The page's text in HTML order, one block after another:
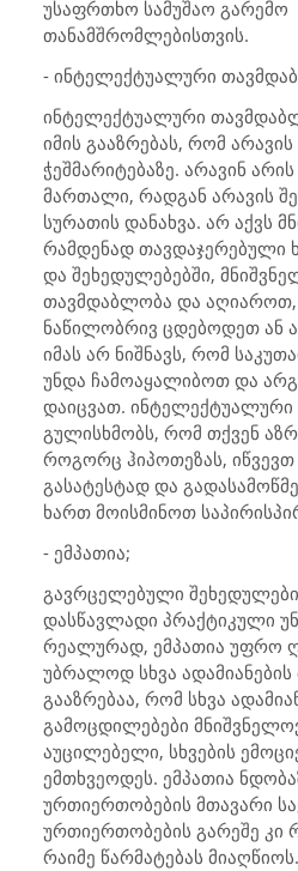
უსაფრთხო სამუშაო გარემო
თანამშრომლებისთვის.
- ინტელექტუალური
ინტელექტუალური
იმის გააზრებას, რომ
ჭეშმარიტებაზე. არავინ
მართალი, რადგან არავის
სურათის დანახვა. არ აქვს
რამდენად თავდაჯერებული
და შეხედულებებში,
თავმდაბლობა და
ნაწილობრივ ცდებოდეთ ან
იმას არ ნიშნავს, რომ
უნდა ჩამოაყალიბოთ და
დაიცვათ.
გულისხმობს, რომ თქვენ
როგორც ჰიპოთეზას, იწვევთ
გასატესტად და
ხართ მოისმინოთ
- ემპათია;
გავრცელებული
დასწავლადი პრაქტიკული
რეალურად, ემპათია უფრო
უბრალოდ სხვა ადამიანების
გააზრებაა, რომ სხვა
გამოცდილებები
აუცილებელი, სხვების
ემთხვეოდეს. ემპათია
ურთიერთობების მთავარი
ურთიერთობების გარეშე კი
რაიმე წარმატებას მიაღწიოს.